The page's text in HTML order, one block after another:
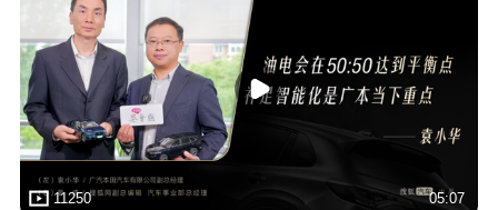
11250 05:07